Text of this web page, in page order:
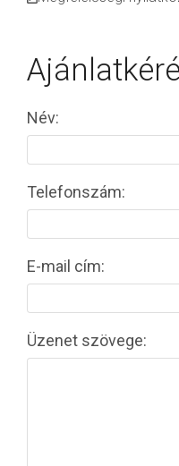
Név:
Telefonszám:
E-mail cím:
Üzenet szövege: